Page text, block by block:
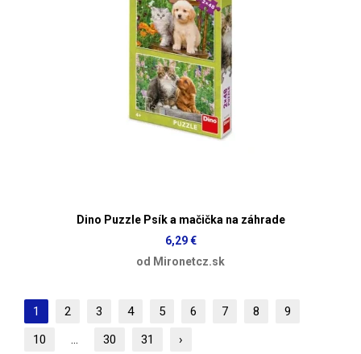
Dino Puzzle Psík a mačička na záhrade
6,29 €
od Mironetcz.sk
1 2 3 4 5 6 7 8
9
10
... 30 31 ›